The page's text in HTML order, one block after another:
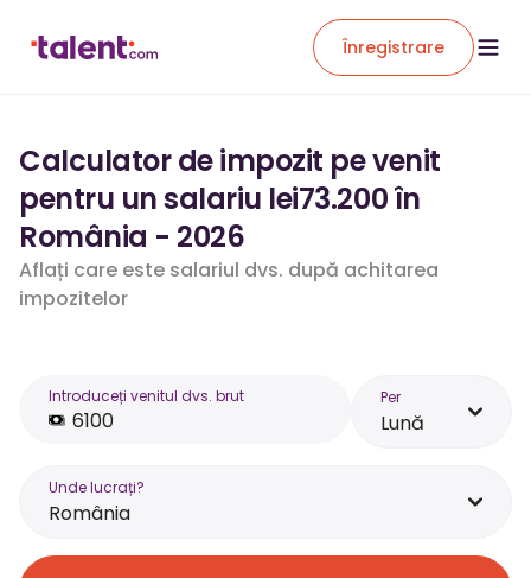
Înregistrare
Calculator de impozit pe venit
pentru un salariu lei73.200 în
România - 2026
Aflați care este salariul dvs. după achitarea
impozitelor
Introduceți venitul dvs. brut Per
Lună
Unde lucrați?
România